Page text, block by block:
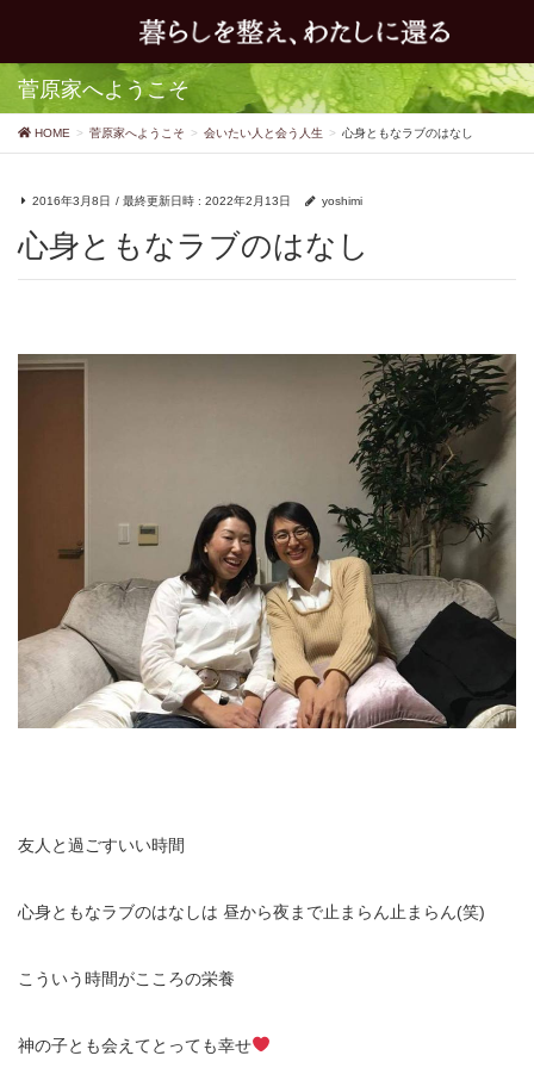
菅原家へようこそ
HOME 菅原家へようこそ 会いたい人と会う人生 心身ともなラブのはなし
2016年3月8日 / 最終更新日時 : 2022年2月13日 yoshimi
心身ともなラブのはなし
友人と過ごすいい時間
心身ともなラブのはなしは 昼から夜まで止まらん止まらん(笑)
こういう時間がこころの栄養
神の子とも会えてとっても幸せ